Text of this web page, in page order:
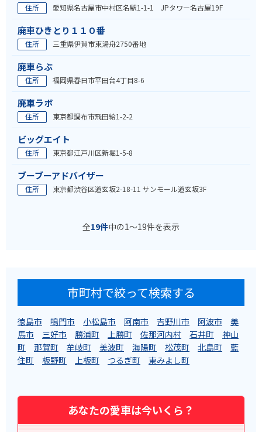
住所 愛知県名古屋市中村区名駅1-1-1 JPタワー名古屋19F
廃車ひきとり１１０番
住所 三重県伊賀市東湯舟2750番地
廃車らぶ
住所 福岡県春日市平田台4丁目8-6
廃車ラボ
住所 東京都調布市飛田給1-2-2
ビッグエイト
住所 東京都江戸川区新堀1-5-8
ブーブーアドバイザー
住所 東京都渋谷区道玄坂2-18-11 サンモール道玄坂3F
全19件中の1〜19件を表示
市町村で絞って検索する
徳島市 鳴門市 小松島市 阿南市 吉野川市 阿波市
美
馬市
三好市 勝浦町 上勝町 佐那河内村 石井町
神山
町
那賀町 牟岐町 美波町 海陽町 松茂町 北島町
藍
住町
板野町 上板町 つるぎ町 東みよし町
あなたの愛車は今いくら？